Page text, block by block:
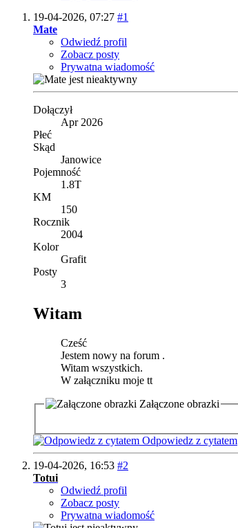
19-04-2026, 07:27 #1
Mate
Odwiedź profil
Zobacz posty
Prywatna wiadomość
Dołączył
Apr 2026
Płeć
Skąd
Janowice
Pojemność
1.8T
KM
150
Rocznik
2004
Kolor
Grafit
Posty
3
Witam
Cześć
Jestem nowy na forum .
Witam wszystkich.
W załączniku moje tt
Załączone obrazki
Odpowiedz z cytatem
19-04-2026, 16:53 #2
Totui
Odwiedź profil
Zobacz posty
Prywatna wiadomość